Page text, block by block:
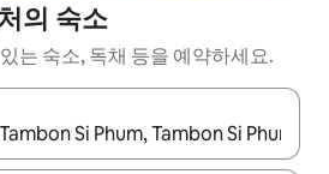
의 숙소
는 숙소, 독채 등을 예약하세요.
화살표 키를 사용하거나 터치 또는 스와이